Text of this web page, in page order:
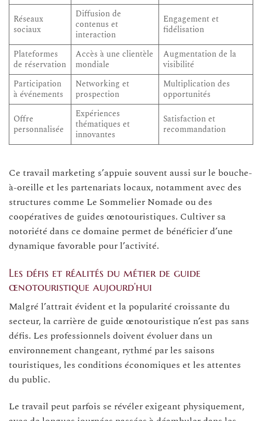
Réseaux
sociaux
Diffusion de
contenus et
interaction
Engagement et
fidélisation
Plateformes
de réservation
Accès à une clientèle
mondiale
Augmentation de la
visibilité
Participation
à événements
Networking et
prospection
Multiplication des
opportunités
Offre
personnalisée
Expériences
thématiques et
innovantes
Satisfaction et
recommandation
Ce travail marketing s’appuie souvent aussi sur le bouche-
à-oreille et les partenariats locaux, notamment avec des
structures comme Le Sommelier Nomade ou des
coopératives de guides œnotouristiques. Cultiver sa
notoriété dans ce domaine permet de bénéficier d’une
dynamique favorable pour l’activité.
Les défis et réalités du métier de guide
œnotouristique aujourd’hui
Malgré l’attrait évident et la popularité croissante du
secteur, la carrière de guide œnotouristique n’est pas sans
défis. Les professionnels doivent évoluer dans un
environnement changeant, rythmé par les saisons
touristiques, les conditions économiques et les attentes
du public.
Le travail peut parfois se révéler exigeant physiquement,